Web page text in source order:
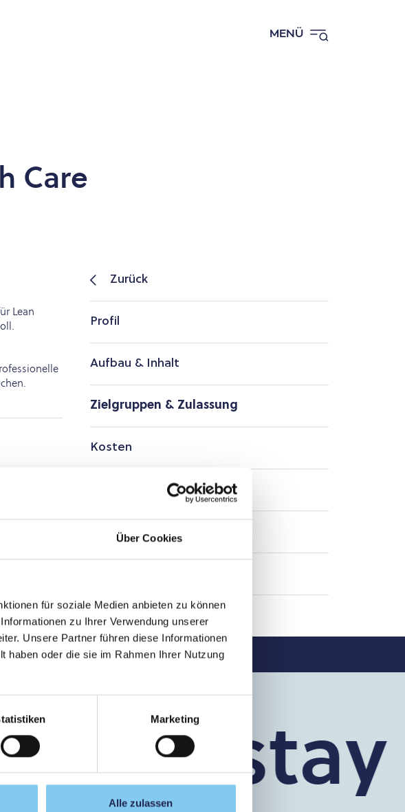
Über Cookies
für soziale Medien anbieten zu können
zu Ihrer Verwendung unserer
Unsere Partner führen diese Informationen
haben oder die sie im Rahmen Ihrer Nutzung
Marketing
Alle zulassen
MENÜ
Care
Lean
Zurück
Profil
Aufbau & Inhalt
Zielgruppen & Zulassung
Kosten
Anmeldung
stay